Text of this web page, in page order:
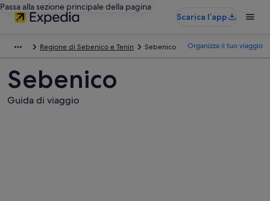
Passa alla sezione principale della pagina
Scarica l’app
Regione di Sebenico e Tenin Sebenico Organizza il tuo viaggio
Sebenico
Guida di viaggio